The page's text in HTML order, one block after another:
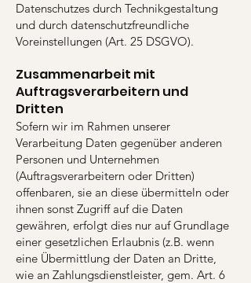
Datenschutzes durch Technikgestaltung
und durch datenschutzfreundliche
Voreinstellungen (Art. 25 DSGVO).
Zusammenarbeit mit
Auftragsverarbeitern und
Dritten
Sofern wir im Rahmen unserer
Verarbeitung Daten gegenüber anderen
Personen und Unternehmen
(Auftragsverarbeitern oder Dritten)
offenbaren, sie an diese übermitteln oder
ihnen sonst Zugriff auf die Daten
gewähren, erfolgt dies nur auf Grundlage
einer gesetzlichen Erlaubnis (z.B. wenn
eine Übermittlung der Daten an Dritte,
wie an Zahlungsdienstleister, gem. Art. 6